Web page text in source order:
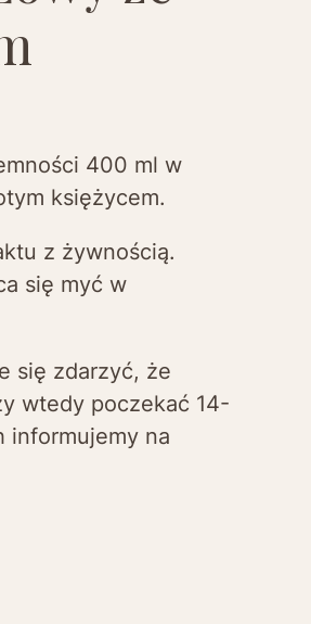
400 ml w
księżycem.
z żywnością.
się myć w
się zdarzyć, że
wtedy poczekać 14-
informujemy na